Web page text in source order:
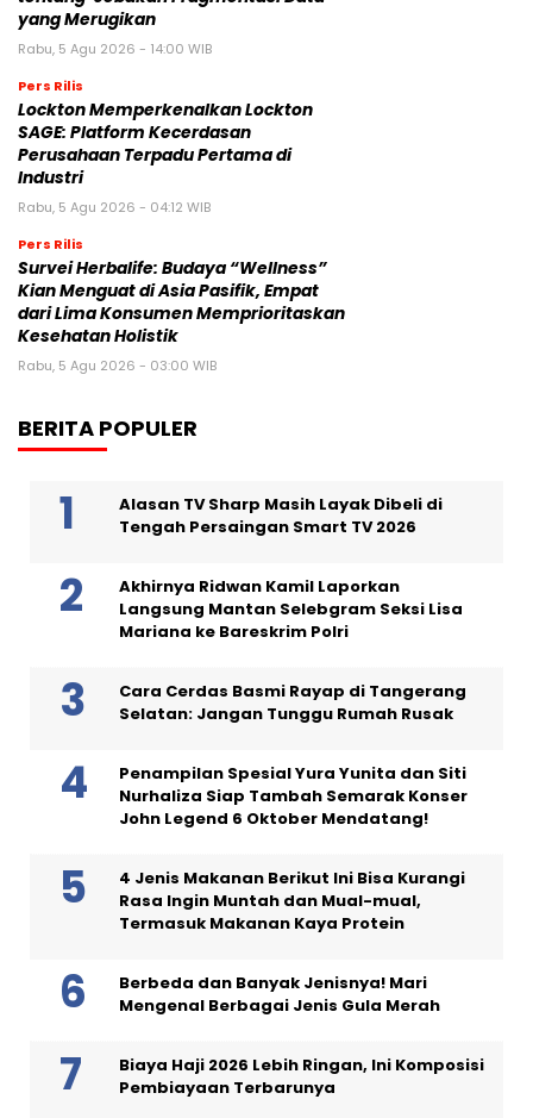
yang Merugikan
Rabu, 5 Agu 2026 - 14:00 WIB
Pers Rilis
Lockton Memperkenalkan Lockton
SAGE: Platform Kecerdasan
Perusahaan Terpadu Pertama di
Industri
Rabu, 5 Agu 2026 - 04:12 WIB
Pers Rilis
Survei Herbalife: Budaya “Wellness”
Kian Menguat di Asia Pasifik, Empat
dari Lima Konsumen Memprioritaskan
Kesehatan Holistik
Rabu, 5 Agu 2026 - 03:00 WIB
BERITA POPULER
Alasan TV Sharp Masih Layak Dibeli di
Tengah Persaingan Smart TV 2026
Akhirnya Ridwan Kamil Laporkan
Langsung Mantan Selebgram Seksi Lisa
Mariana ke Bareskrim Polri
Cara Cerdas Basmi Rayap di Tangerang
Selatan: Jangan Tunggu Rumah Rusak
Penampilan Spesial Yura Yunita dan Siti
Nurhaliza Siap Tambah Semarak Konser
John Legend 6 Oktober Mendatang!
4 Jenis Makanan Berikut Ini Bisa Kurangi
Rasa Ingin Muntah dan Mual-mual,
Termasuk Makanan Kaya Protein
Berbeda dan Banyak Jenisnya! Mari
Mengenal Berbagai Jenis Gula Merah
Biaya Haji 2026 Lebih Ringan, Ini Komposisi
Pembiayaan Terbarunya